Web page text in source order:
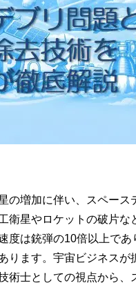
の増加に伴い、スペー
衛星やロケットの破片
度は銃弾の10倍以上で
ります。宇宙ビジネス
術士としての視点から